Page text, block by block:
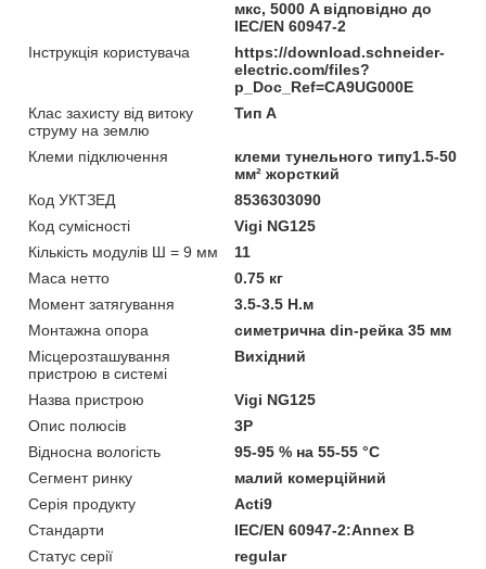
мкс, 5000 A відповідно до
IEC/EN 60947-2
Інструкція користувача
https://download.schneider-
electric.com/files?
p_Doc_Ref=CA9UG000E
Клас захисту від витоку
струму на землю
Тип А
Клеми підключення
клеми тунельного типу1.5-50
мм² жорсткий
Код УКТЗЕД
8536303090
Код сумісності
Vigi NG125
Кількість модулів Ш = 9 мм
11
Маса нетто
0.75 кг
Момент затягування
3.5-3.5 Н.м
Монтажна опора
симетрична din-рейка 35 мм
Місцерозташування
пристрою в системі
Вихідний
Назва пристрою
Vigi NG125
Опис полюсів
3P
Відносна вологість
95-95 % на 55-55 °C
Сегмент ринку
малий комерційний
Серія продукту
Acti9
Стандарти
IEC/EN 60947-2:Annex B
Статус серії
regular